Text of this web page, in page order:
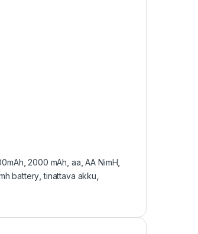
,2000 mAh aa ,AA NimH
battery ,tinattava akku